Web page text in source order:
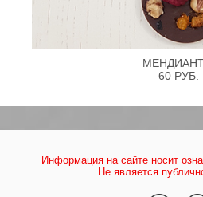
60 РУБ.
Информация на сайте носит
Не является